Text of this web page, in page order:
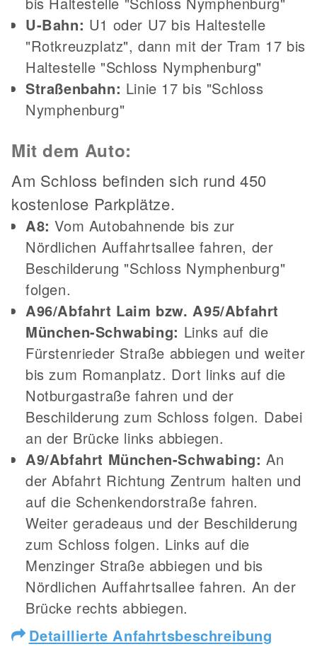
U-Bahn: U1 oder U7 bis Haltestelle
"Rotkreuzplatz", dann mit der Tram 17 bis
Haltestelle "Schloss Nymphenburg"
Straßenbahn: Linie 17 bis "Schloss
Nymphenburg"
Mit dem Auto:
Am Schloss befinden sich rund 450
kostenlose Parkplätze.
A8:Vom Autobahnende bis zur
Nördlichen Auffahrtsallee fahren, der
Beschilderung "Schloss Nymphenburg"
folgen.
A96/Abfahrt Laim bzw. A95/Abfahrt
München-Schwabing: Links auf die
Fürstenrieder Straße abbiegen und weiter
bis zum Romanplatz. Dort links auf die
Notburgastraße fahren und der
Beschilderung zum Schloss folgen. Dabei
an der Brücke links abbiegen.
A9/Abfahrt München-Schwabing: An
der Abfahrt Richtung Zentrum halten und
auf die Schenkendorstraße fahren.
Weiter geradeaus und der Beschilderung
zum Schloss folgen. Links auf die
Menzinger Straße abbiegen und bis
Nördlichen Auffahrtsallee fahren. An der
Brücke rechts abbiegen.
Detaillierte Anfahrtsbeschreibung